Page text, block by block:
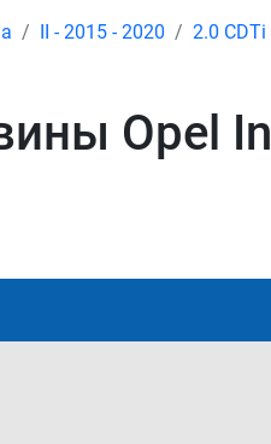
II - 2015 - 2020 2.0 CDTi
Opel